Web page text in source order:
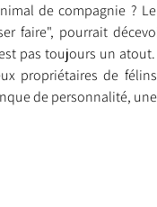
de compagnie ?
faire", pourrait
pas toujours un
propriétaires de
de personnalité,